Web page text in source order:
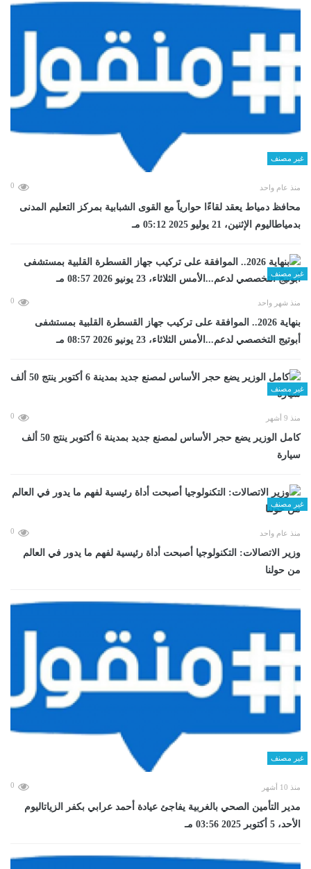
غير مصنف
منذ عام واحد 0
محافظ دمياط يعقد لقاءًا حوارياً مع القوى الشبابية بمركز التعليم المدنى
بدمياطاليوم الإثنين، 21 يوليو 2025 05:12 مـ
غير مصنف
منذ شهر واحد 0
بنهاية 2026.. الموافقة على تركيب جهاز القسطرة القلبية بمستشفى
أبوتيج التخصصي لدعم...الأمس الثلاثاء، 23 يونيو 2026 08:57 مـ
غير مصنف
منذ 9 أشهر 0
كامل الوزير يضع حجر الأساس لمصنع جديد بمدينة 6 أكتوبر ينتج 50 ألف
سيارة
غير مصنف
منذ عام واحد 0
وزير الاتصالات: التكنولوجيا أصبحت أداة رئيسية لفهم ما يدور في العالم
من حولنا
غير مصنف
منذ 10 أشهر 0
مدير التأمين الصحي بالغربية يفاجئ عيادة أحمد عرابي بكفر الزياتاليوم
الأحد، 5 أكتوبر 2025 03:56 مـ